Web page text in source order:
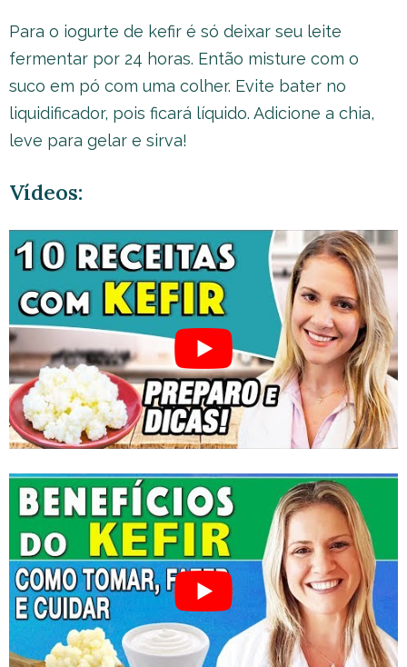
Para o iogurte de kefir é só deixar seu leite
fermentar por 24 horas. Então misture com o
suco em pó com uma colher. Evite bater no
liquidificador, pois ficará líquido. Adicione a chia,
leve para gelar e sirva!
Vídeos: